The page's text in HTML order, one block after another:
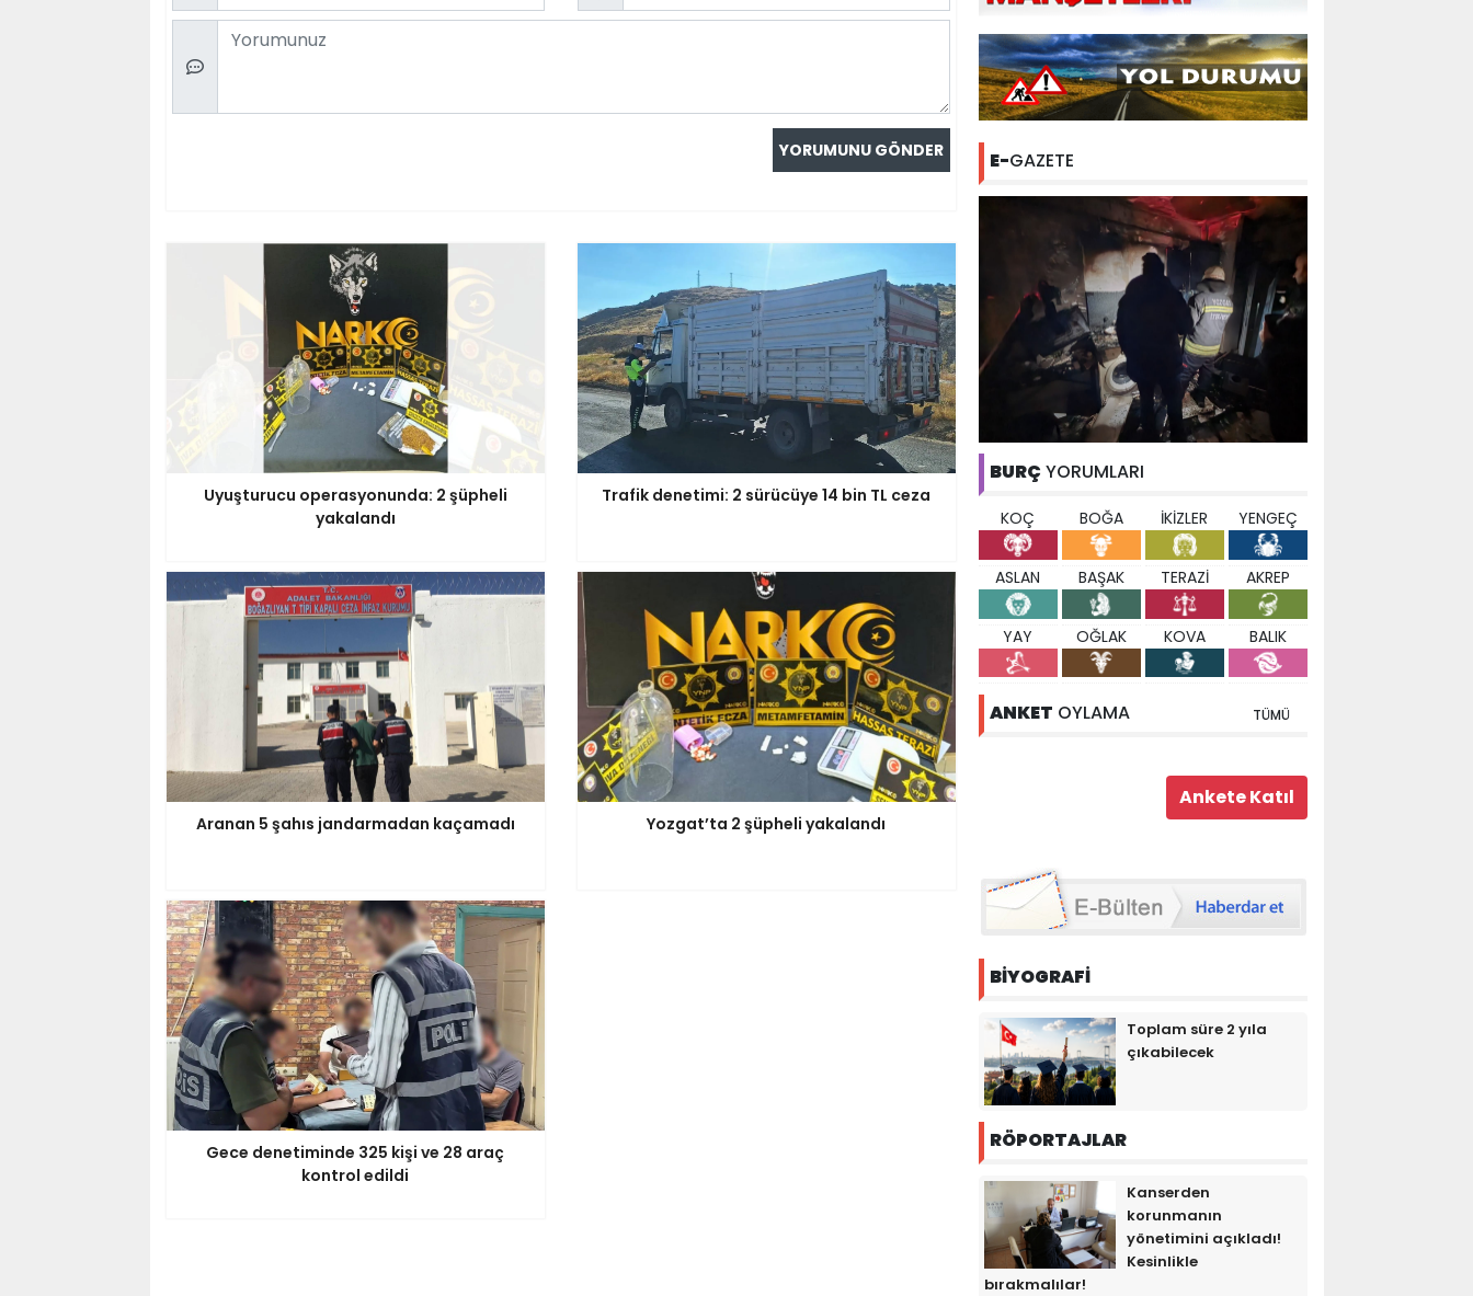
Comment
Uyuşturucu operasyonunda: 2 şüpheli
yakalandı
Trafik denetimi: 2 sürücüye 14 bin TL ceza
Aranan 5 şahıs jandarmadan kaçamadı Yozgat’ta 2 şüpheli yakalandı
Gece denetiminde 325 kişi ve 28 araç
kontrol edildi
E-GAZETE
BURÇ YORUMLARI
KOÇ BOĞA İKİZLER YENGEÇ
ASLAN BAŞAK TERAZİ AKREP
YAY OĞLAK KOVA BALIK
ANKET OYLAMA TÜMÜ
BİYOGRAFİ
Toplam süre 2 yıla
çıkabilecek
RÖPORTAJLAR
Kanserden
korunmanın
yönetimini açıkladı!
Kesinlikle
bırakmalılar!